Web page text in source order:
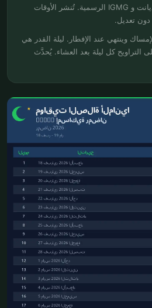
بيانات الإمساكية من مصادر ديانت و IGMG الرسمية. تُنشر الأوقات
دون تعديل.
وينتهي عند الإفطار. ليلة القدر هي
التراويح كل ليلة بعد العشاء. يُحدَّث